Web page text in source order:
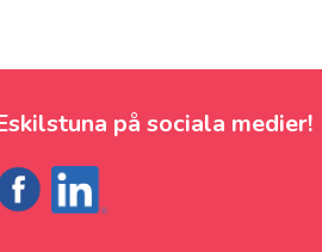
på sociala medier!